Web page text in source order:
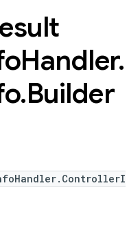
Handler.
.Builder